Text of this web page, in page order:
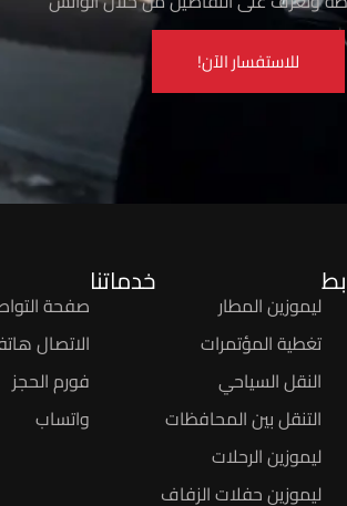
للاستفسار الآن!
خدماتنا
ليموزين المطار
تغطية المؤتمرات
النقل السياحي
التنقل بين المحافظات
ليموزين الرحلات
ليموزين حفلات الزفاف
صفحة
الاتصال
فورم الحجز
واتساب